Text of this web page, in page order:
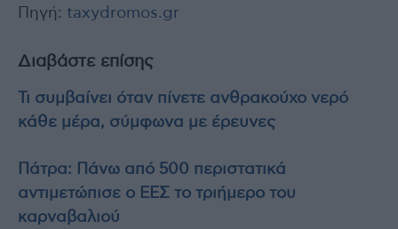
Πηγή: taxydromos.gr
Διαβάστε επίσης
Τι συμβαίνει όταν πίνετε ανθρακούχο νερό
κάθε μέρα, σύμφωνα με έρευνες
Πάτρα: Πάνω από 500 περιστατικά
αντιμετώπισε ο ΕΕΣ το τριήμερο του
καρναβαλιού